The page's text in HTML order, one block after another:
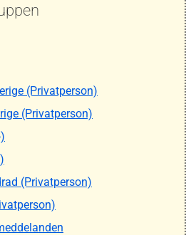
(Privatperson)
(Privatperson)
(Privatperson)